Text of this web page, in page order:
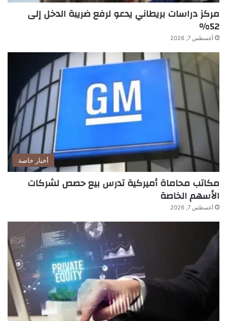
مركز دراسات بريطاني يدعو لرفع ضريبة الدخل إلى
52%
أغسطس 7, 2026
أخبار خاصة
مكاتب محاماة أميركية تدرس بيع حصص لشركات
الأسهم الخاصة
أغسطس 7, 2026